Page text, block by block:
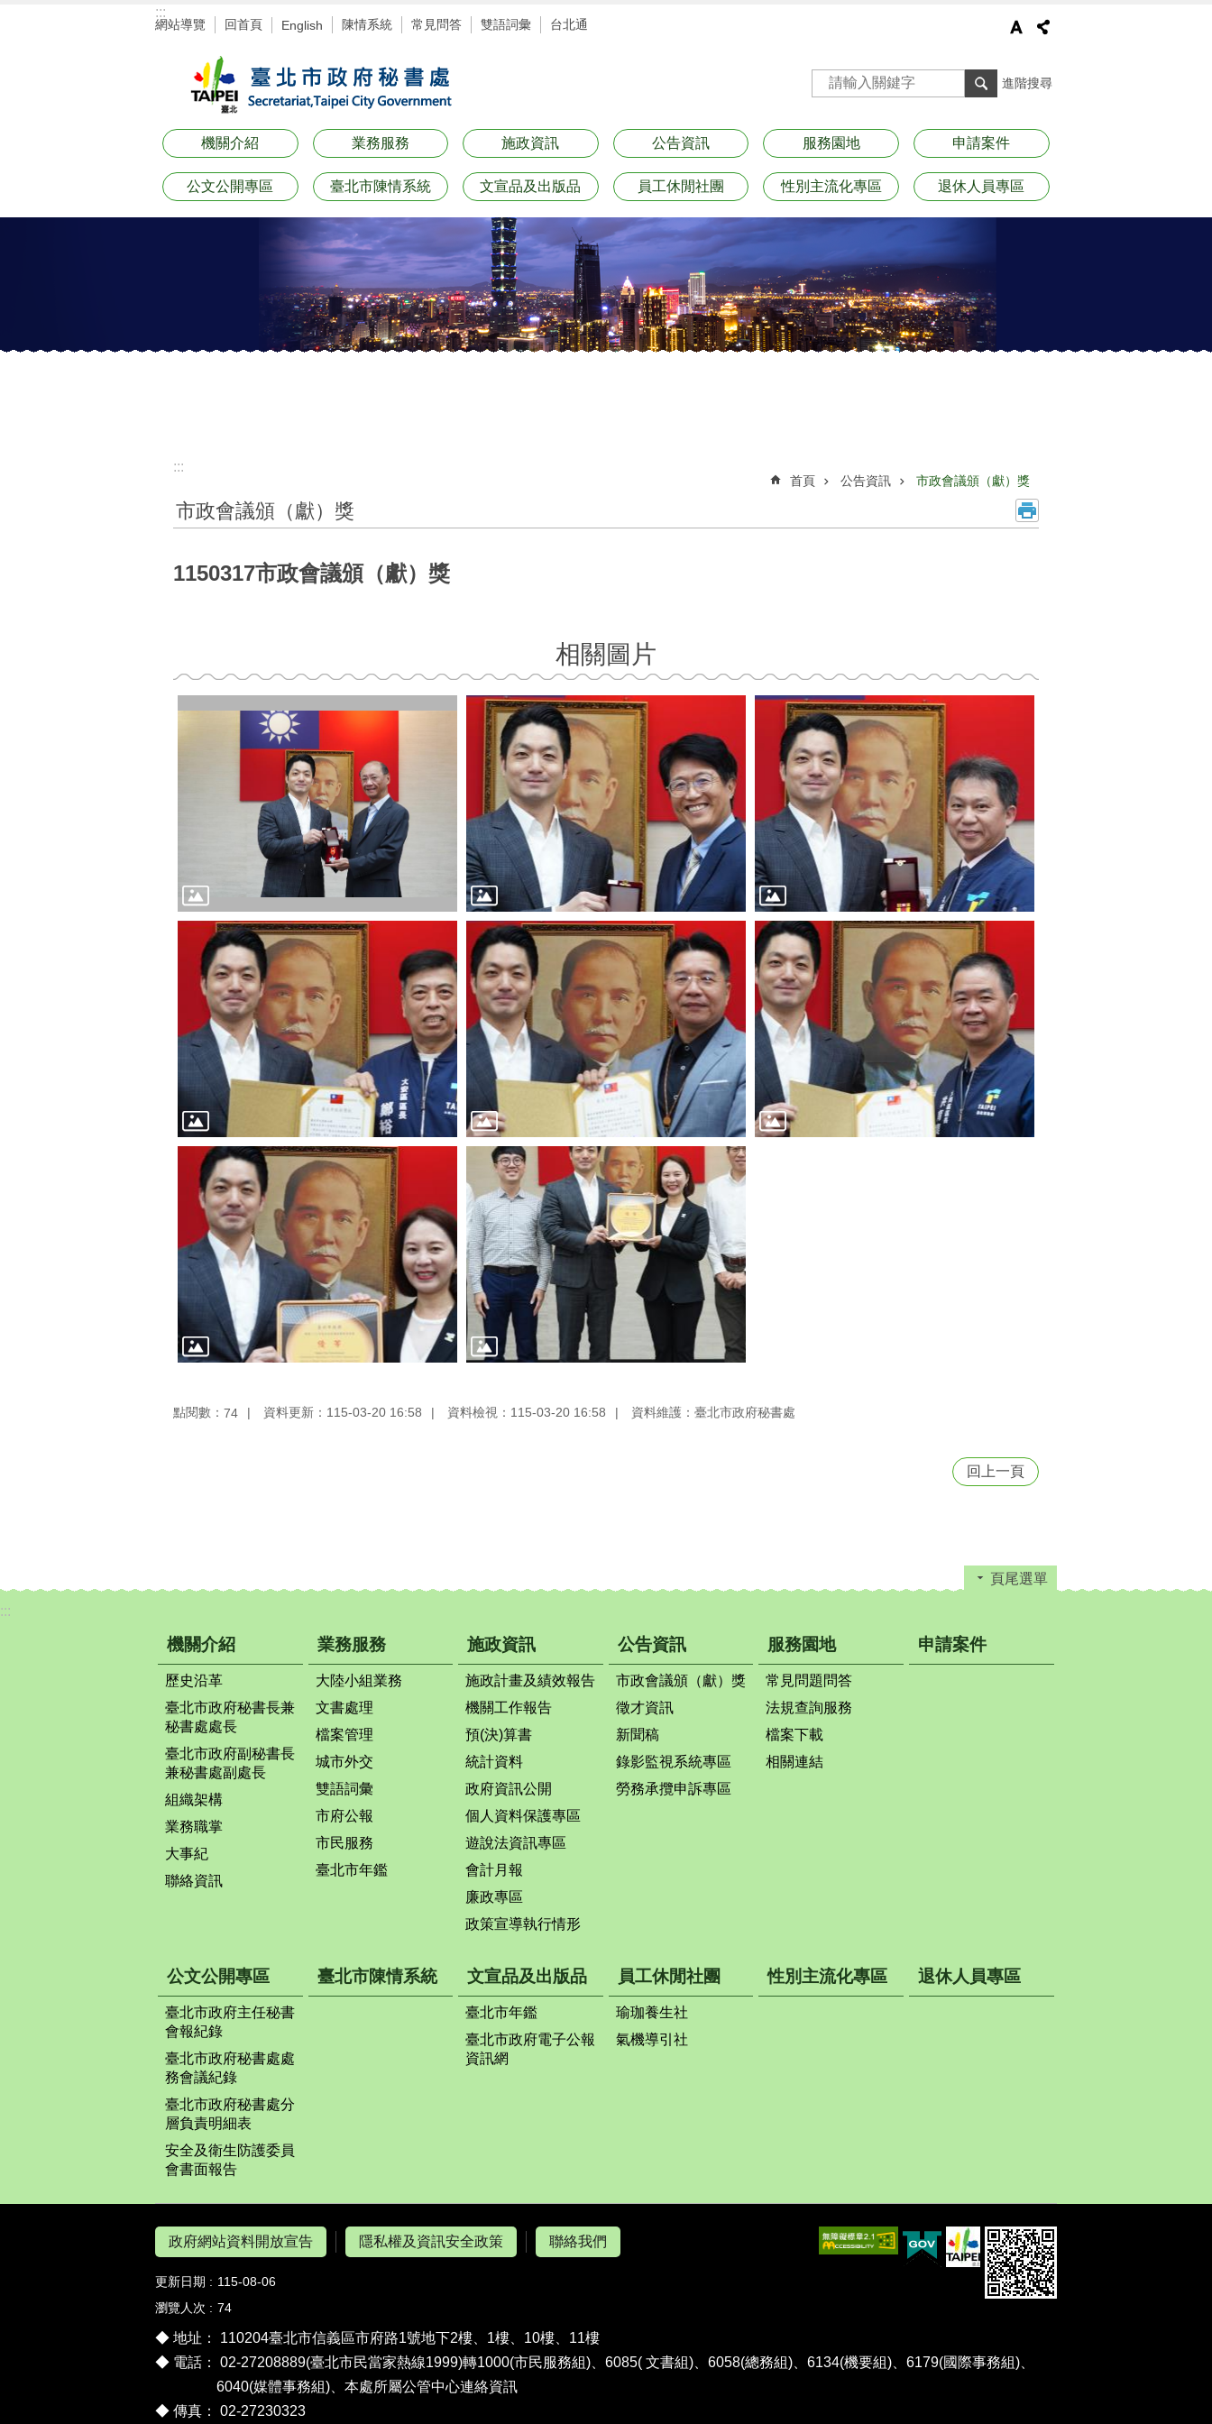
:::
網站導覽 回首頁 English 陳情系統 常見問答 雙語詞彙 台北通
進階搜尋
機關介紹 業務服務 施政資訊 公告資訊 服務園地 申請案件
公文公開專區 臺北市陳情系統 文宣品及出版品 員工休閒社團 性別主流化專區 退休人員專區
:::
首頁 公告資訊 市政會議頒（獻）獎
市政會議頒（獻）獎
1150317市政會議頒（獻）獎
相關圖片
點閱數： 74 資料更新：115-03-20 16:58 資料檢視：115-03-20 16:58 資料維護：臺北市政府秘書處
回上一頁
頁尾選單
:::
機關介紹
歷史沿革
臺北市政府秘書長兼
秘書處處長
臺北市政府副秘書長
兼秘書處副處長
組織架構
業務職掌
大事紀
聯絡資訊
業務服務
大陸小組業務
文書處理
檔案管理
城市外交
雙語詞彙
市府公報
市民服務
臺北市年鑑
施政資訊
施政計畫及績效報告
機關工作報告
預(決)算書
統計資料
政府資訊公開
個人資料保護專區
遊說法資訊專區
會計月報
廉政專區
政策宣導執行情形
公告資訊
市政會議頒（獻）獎
徵才資訊
新聞稿
錄影監視系統專區
勞務承攬申訴專區
服務園地
常見問題問答
法規查詢服務
檔案下載
相關連結
申請案件
公文公開專區
臺北市政府主任秘書
會報紀錄
臺北市政府秘書處處
務會議紀錄
臺北市政府秘書處分
層負責明細表
安全及衛生防護委員
會書面報告
臺北市陳情系統 文宣品及出版品
臺北市年鑑
臺北市政府電子公報
資訊網
員工休閒社團
瑜珈養生社
氣機導引社
性別主流化專區 退休人員專區
政府網站資料開放宣告 隱私權及資訊安全政策 聯絡我們
更新日期
115-08-06
瀏覽人次
74
◆ 地址： 110204臺北市信義區市府路1號地下2樓、1樓、10樓、11樓
◆ 電話： 02-27208889(臺北市民當家熱線1999)轉1000(市民服務組)、6085( 文書組)、6058(總務組)、6134(機要組)、6179(國際事務組)、
6040(媒體事務組)、 本處所屬公管中心連絡資訊
◆ 傳真： 02-27230323